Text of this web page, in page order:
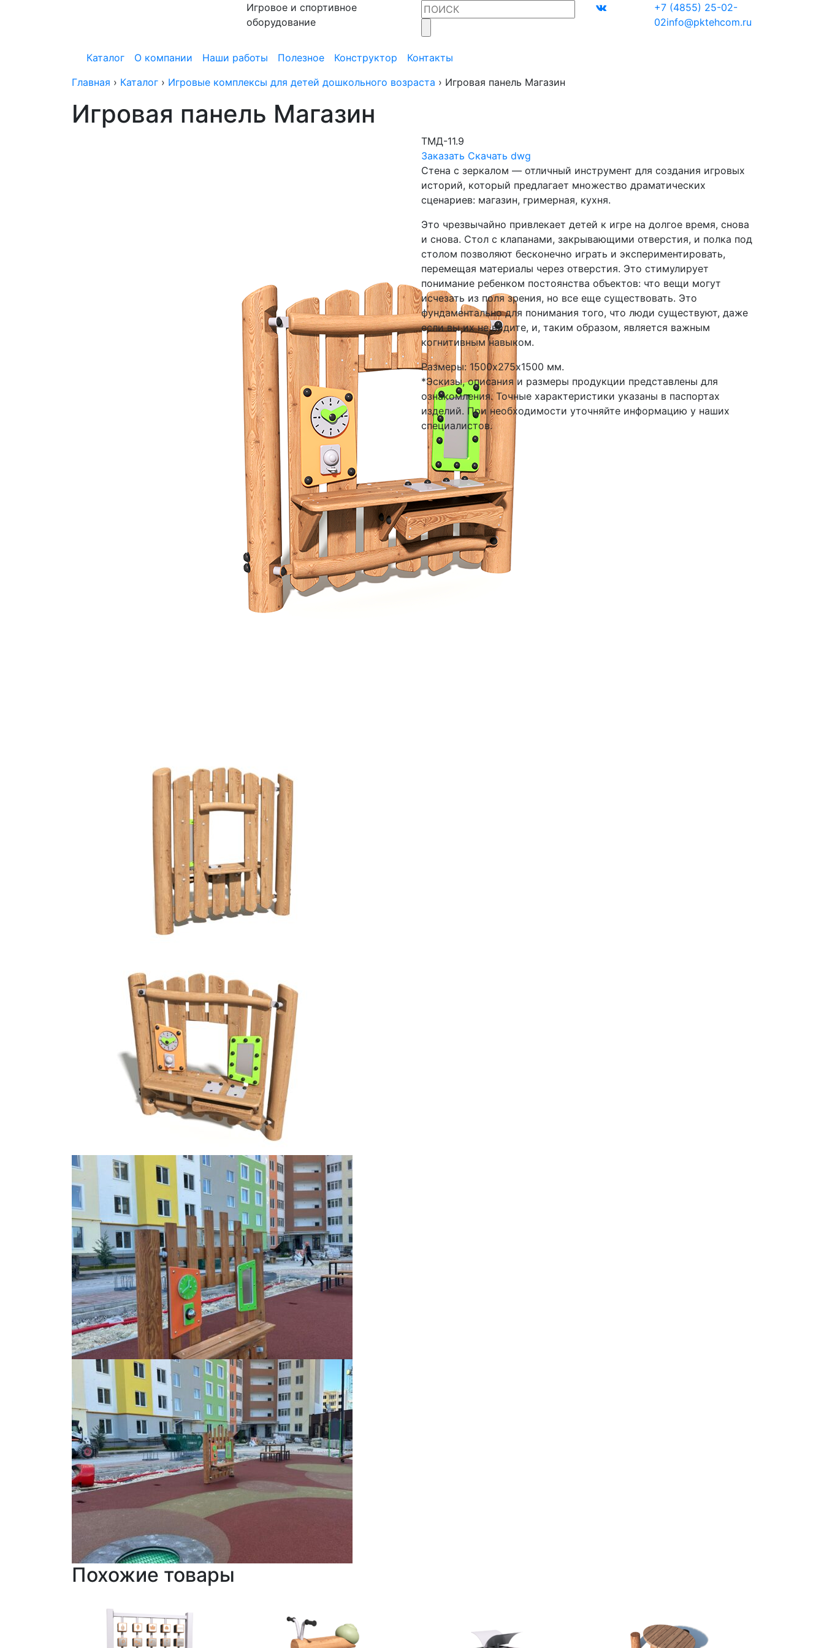
Игровое и спортивное
оборудование
+7 (4855) 25-02-
02info@pktehcom.ru
Каталог О компании Наши работы Полезное Конструктор
Контакты
Главная › Каталог › Игровые комплексы для детей дошкольного возраста › Игровая панель Магазин
Игровая панель Магазин
ТМД-11.9
Заказать Скачать dwg
Стена с зеркалом — отличный инструмент для создания игровых
историй, который предлагает множество драматических
сценариев: магазин, гримерная, кухня.
Это чрезвычайно привлекает детей к игре на долгое время, снова
и снова. Стол с клапанами, закрывающими отверстия, и полка под
столом позволяют бесконечно играть и экспериментировать,
перемещая материалы через отверстия. Это стимулирует
понимание ребенком постоянства объектов: что вещи могут
исчезать из поля зрения, но все еще существовать. Это
фундаментально для понимания того, что люди существуют, даже
если вы их не видите, и, таким образом, является важным
когнитивным навыком.
Размеры: 1500х275х1500 мм.
*Эскизы, описания и размеры продукции представлены для
ознакомления. Точные характеристики указаны в паспортах
изделий. При необходимости уточняйте информацию у наших
специалистов.
Похожие товары